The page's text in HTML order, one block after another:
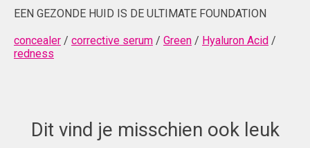
EEN GEZONDE HUID IS DE ULTIMATE FOUNDATION
concealer / corrective serum / Green / Hyaluron Acid /
redness
Dit vind je misschien ook leuk